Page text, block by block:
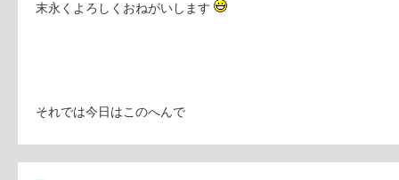
末永くよろしくおねがいします
それでは今日はこのへんで